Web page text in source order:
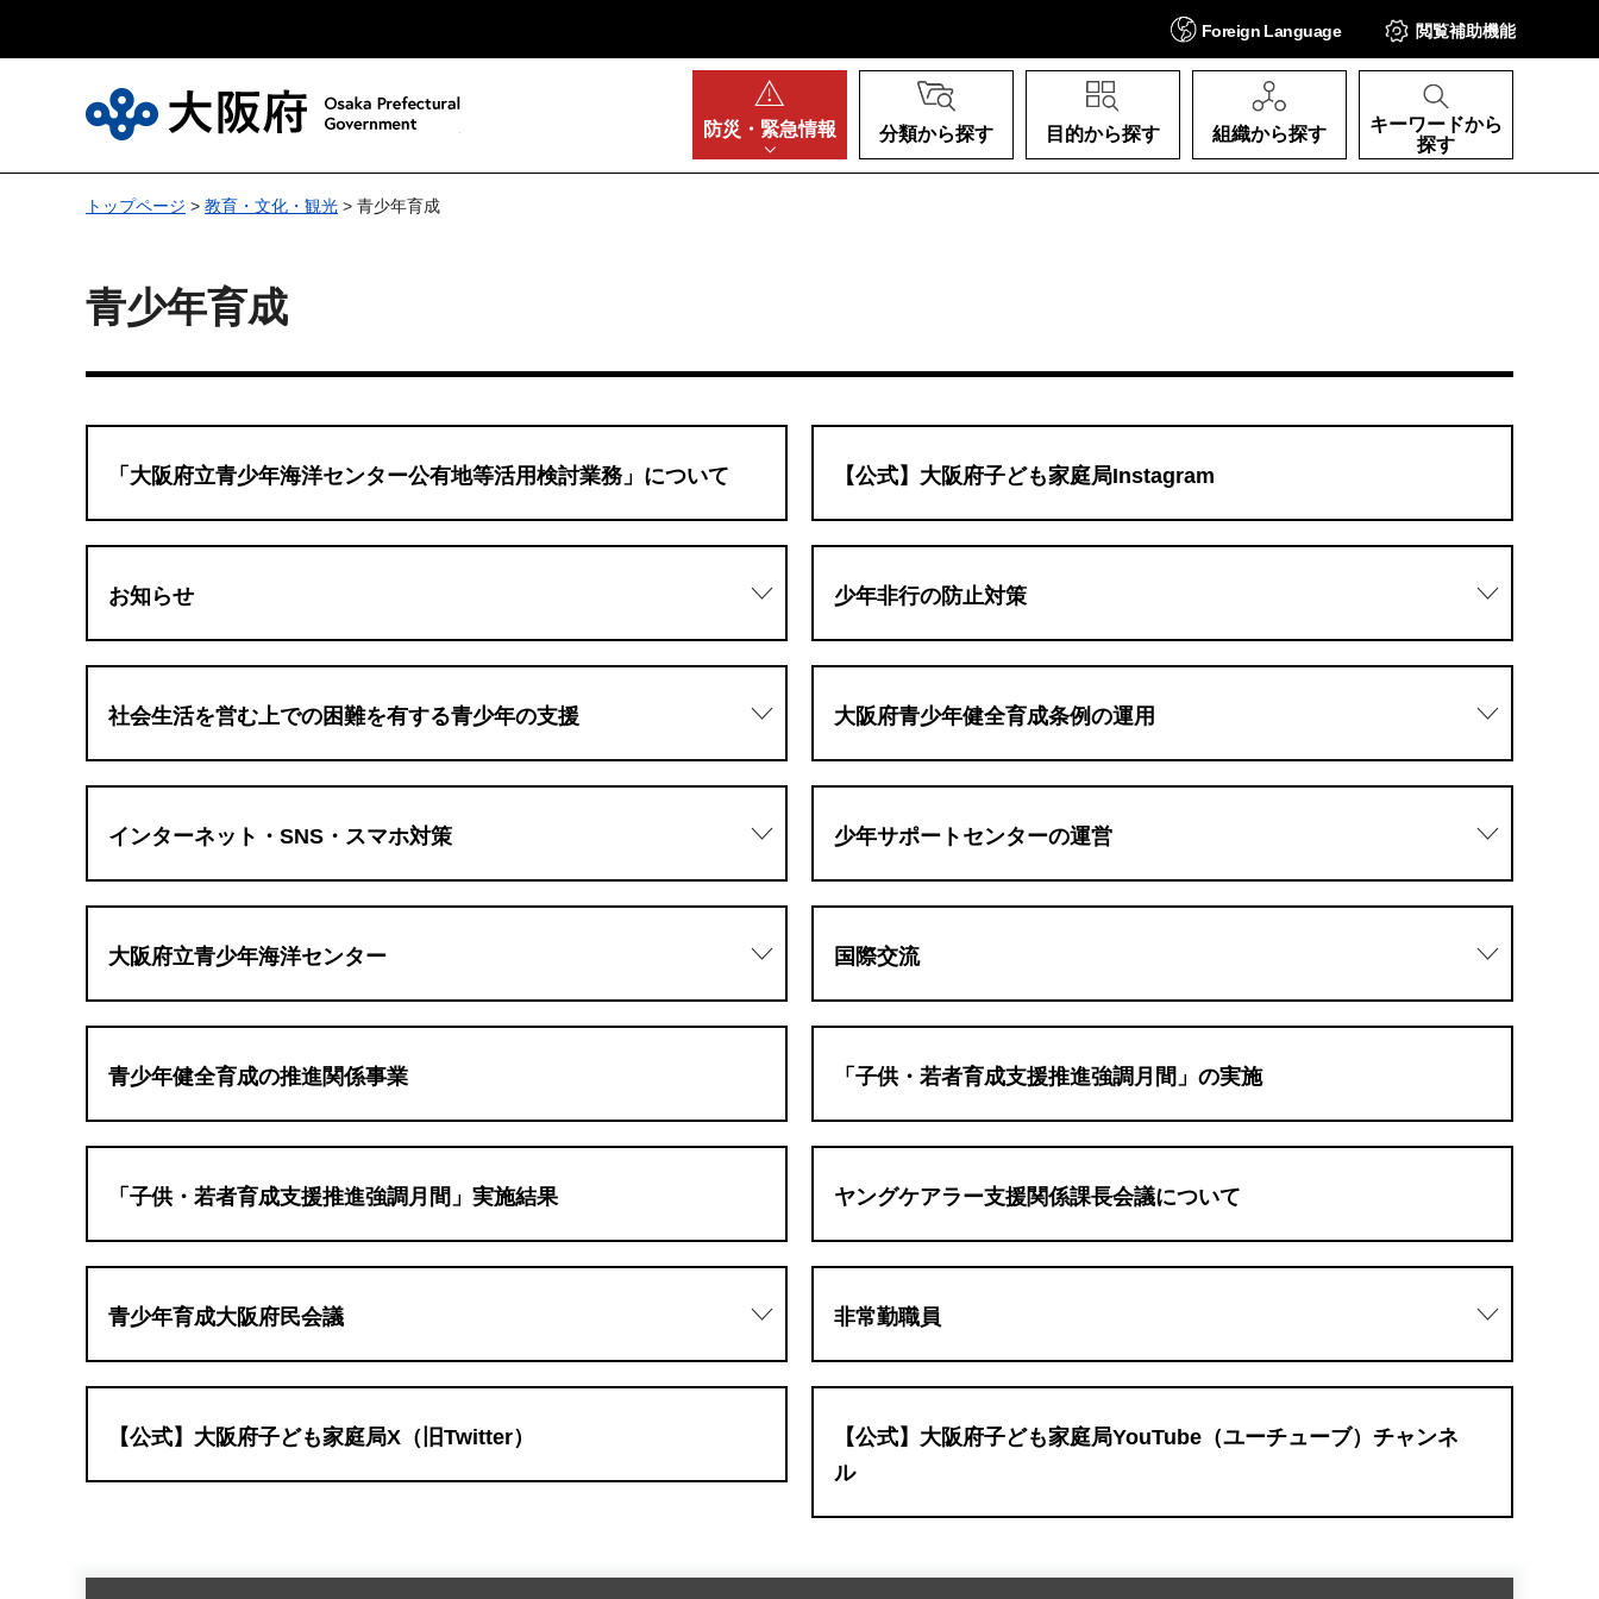
Foreign Language 閲覧補助機能
防災・ 緊急情報 分類から探す 目的から探す 組織から探す
キーワードから
探す
トップページ > 教育・文化・観光 > 青少年育成
青少年育成
「大阪府立青少年海洋センター公有地等活用検討業務」について 【公式】大阪府子ども家庭局Instagram
お知らせ 少年非行の防止対策
社会生活を営む上での困難を有する青少年の支援 大阪府青少年健全育成条例の運用
インターネット・SNS・スマホ対策 少年サポートセンターの運営
大阪府立青少年海洋センター 国際交流
青少年健全育成の推進関係事業 「子供・若者育成支援推進強調月間」の実施
「子供・若者育成支援推進強調月間」実施結果 ヤングケアラー支援関係課長会議について
青少年育成大阪府民会議 非常勤職員
【公式】大阪府子ども家庭局X（旧Twitter）
【公式】大阪府子ども家庭局YouTube（ユーチューブ）チャンネ
ル